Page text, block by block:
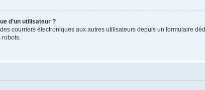
d’un utilisateur ?
courriers électroniques aux autres utilisateurs depuis un formulaire